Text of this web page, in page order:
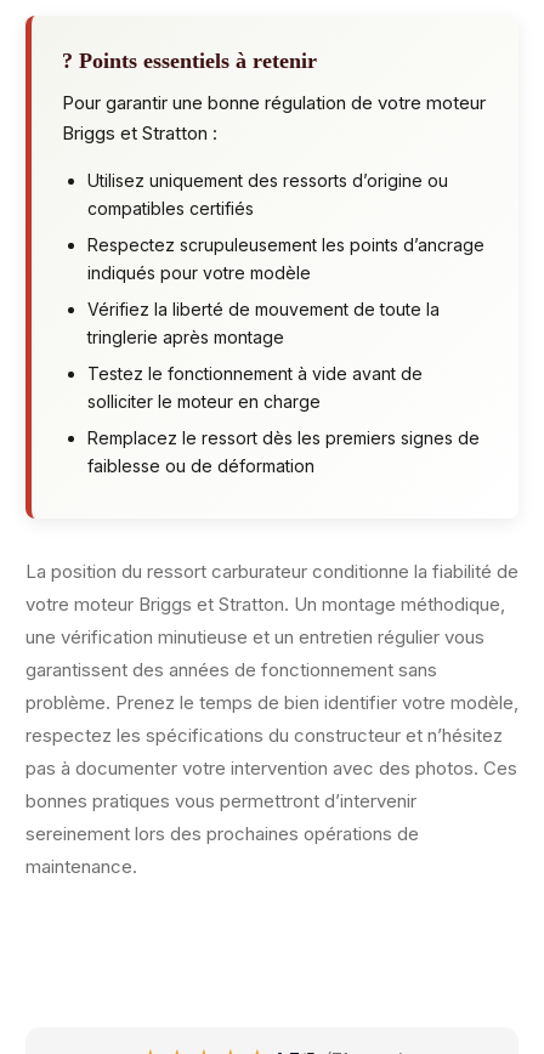
? Points essentiels à retenir
Pour garantir une bonne régulation de votre moteur
Briggs et Stratton :
Utilisez uniquement des ressorts d’origine ou
compatibles certifiés
Respectez scrupuleusement les points d’ancrage
indiqués pour votre modèle
Vérifiez la liberté de mouvement de toute la
tringlerie après montage
Testez le fonctionnement à vide avant de
solliciter le moteur en charge
Remplacez le ressort dès les premiers signes de
faiblesse ou de déformation
La position du ressort carburateur conditionne la fiabilité de
votre moteur Briggs et Stratton. Un montage méthodique,
une vérification minutieuse et un entretien régulier vous
garantissent des années de fonctionnement sans
problème. Prenez le temps de bien identifier votre modèle,
respectez les spécifications du constructeur et n’hésitez
pas à documenter votre intervention avec des photos. Ces
bonnes pratiques vous permettront d’intervenir
sereinement lors des prochaines opérations de
maintenance.